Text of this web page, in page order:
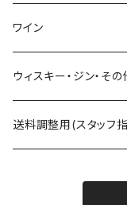
八戸酒造 陸奥八仙
六花酒造 杜來
米鶴酒造 米鶴
尾鈴山蒸留所 山ね
西酒造 宝山シリー
黒木本店 中々 㐂
ｻｸﾗｵﾌﾞﾙﾜﾘ- 紫蘇ダル
九重雑賀 雑賀梅酒
城陽酒造 青谷の梅
ワイン
勝沼醸造 アルガブラ
オーパスワン
ウィスキー・ジン・そ
ｻｸﾗｵﾌﾞﾙﾜﾘｰｱﾝﾄﾞﾃﾞｨ
送料調整用(スタッフ